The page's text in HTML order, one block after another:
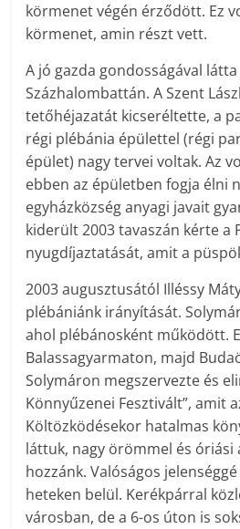
körmenet végén érződött. Ez
körmenet, amin részt vett.
A jó gazda gondosságával
Százhalombattán. A Szent
tetőhéjazatát kicseréltette, a
régi plébánia épülettel (régi
épület) nagy tervei voltak. Az
ebben az épületben fogja élni
egyházközség anyagi javait
kiderült 2003 tavaszán kérte a
nyugdíjaztatását, amit a
2003 augusztusától Illéssy
plébániánk irányítását.
ahol plébánosként működött.
Balassagyarmaton, majd
Solymáron megszervezte és
Könnyűzenei Fesztivált”, amit
Költözködésekor hatalmas
láttuk, nagy örömmel és
hozzánk. Valóságos
heteken belül. Kerékpárral
városban, de a 6-os úton is